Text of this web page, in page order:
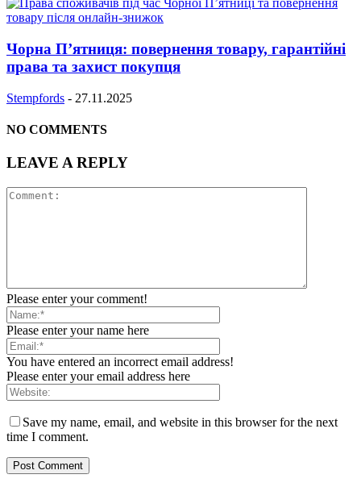
Чорна П’ятниця: повернення товару, гарантійні
права та захист покупця
Stempfords - 27.11.2025
NO COMMENTS
LEAVE A REPLY
Please enter your comment!
Please enter your name here
You have entered an incorrect email address!
Please enter your email address here
Save my name, email, and website in this browser for the next
time I comment.